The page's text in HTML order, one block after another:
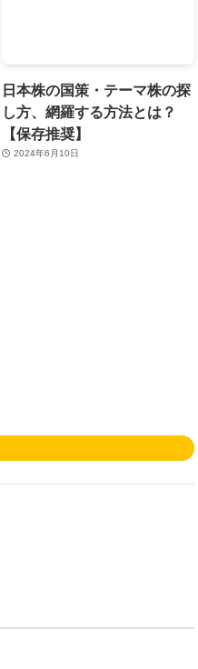
日本株の国策・テーマ株の探
し方、網羅する方法とは？
【保存推奨】
2024年6月10日